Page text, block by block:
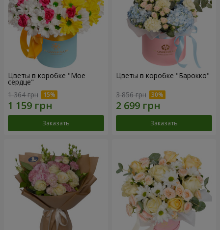
Цветы в коробке "Мое
сердце"
1 364 грн
Заказать
Цветы в коробке "Барокко"
3 856 грн
Заказать